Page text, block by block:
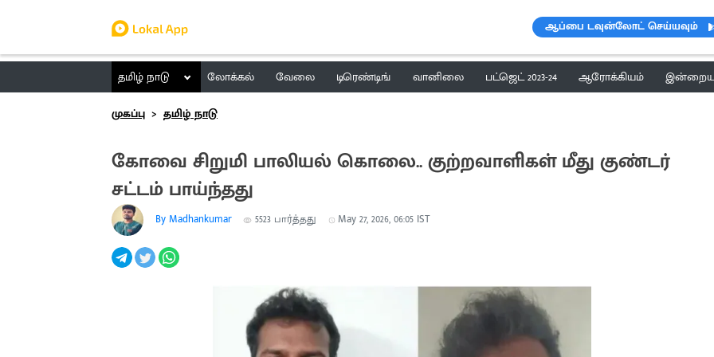
ஆப்பை டவுன்லோட் செய்யவும்
தமிழ் நாடு லோக்கல் வேலை டிரெண்டிங் வானிலை பட்ஜெட் 2023-24 ஆரோக்கியம் இன்றைய
முகப்பு
தமிழ் நாடு
கோவை சிறுமி பாலியல் கொலை.. குற்றவாளிகள் மீது குண்டர்
சட்டம் பாய்ந்தது
By Madhankumar 5523 பார்த்தது May 27, 2026, 06:05 IST